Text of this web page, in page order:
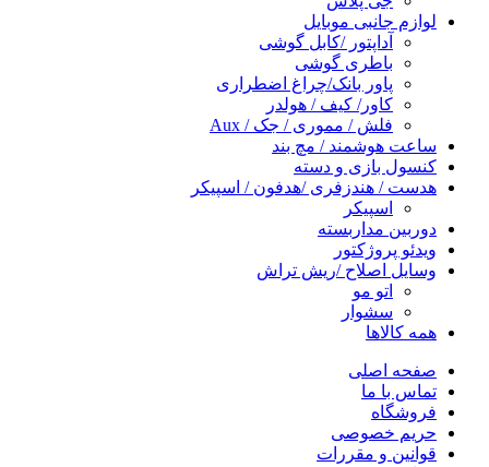
لوازم جانبی موبایل
آداپتور /کابل گوشی
باطری گوشی
پاور بانک/چراغ اضطراری
کاور/ کیف / هولدر
فلش / مموری / جک / Aux
ساعت هوشمند / مچ بند
کنسول بازی و دسته
هدست / هندزفری /هدفون / اسپیکر
اسپیکر
دوربین مداربسته
ویدئو پروژکتور
وسایل اصلاح /ریش تراش
اتو مو
سشوار
همه کالاها
صفحه اصلی
تماس با ما
فروشگاه
حریم خصوصی
قوانین و مقررات